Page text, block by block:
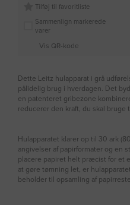
Tilføj til favoritliste
Sammenlign markerede
varer
Vis QR-kode
Dette Leitz hulapparat i grå
pålidelig brug i hverdagen. Det
en patenteret gribezone
reducerer den kraft, du skal bruge
Hulapparatet klarer op til 30 ark
angivelser af papirformater og en
placere papiret helt præcist for et
at gøre tømning let, er
beholder til opsamling af